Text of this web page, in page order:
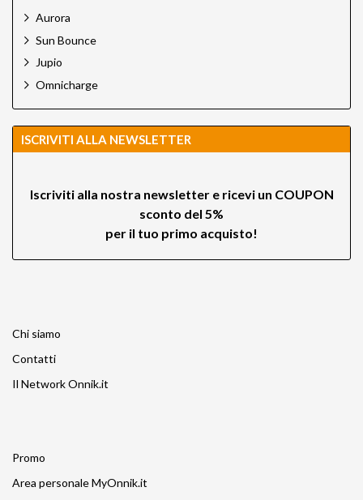
Aurora
Sun Bounce
Jupio
Omnicharge
ISCRIVITI ALLA NEWSLETTER
Iscriviti alla nostra newsletter e ricevi un COUPON
sconto del 5%
per il tuo primo acquisto!
Chi siamo
Contatti
Il Network Onnik.it
Promo
Area personale MyOnnik.it